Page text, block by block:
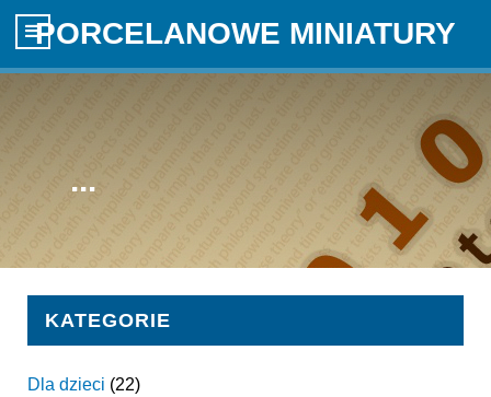
PORCELANOWE MINIATURY
...
KATEGORIE
Dla dzieci (22)